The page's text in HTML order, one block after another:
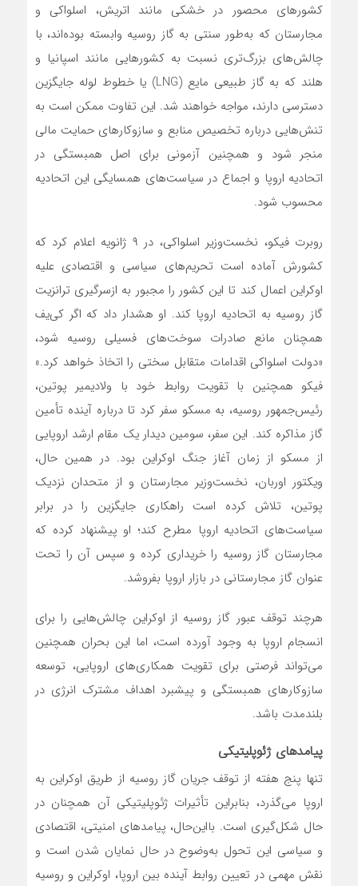
کشورهای محصور در خشکی مانند اتریش، اسلواکی و
مجارستان که به‌طور سنتی به گاز روسیه وابسته بوده‌اند، با
چالش‌های بزرگ‌تری نسبت به کشورهایی مانند اسپانیا و
هلند که به گاز طبیعی مایع (LNG) یا خطوط لوله جایگزین
دسترسی دارند، مواجه خواهند شد. این تفاوت ممکن است به
تنش‌هایی درباره تخصیص منابع و سازوکارهای حمایت مالی
منجر شود و همچنین آزمونی برای اصل همبستگی در
اتحادیه اروپا و اجماع در سیاست‌های همسایگی این اتحادیه
محسوب شود.
روبرت فیکو، نخست‌وزیر اسلواکی، در ۹ ژانویه اعلام کرد که
کشورش آماده است تحریم‌های سیاسی و اقتصادی علیه
اوکراین اعمال کند تا این کشور را مجبور به ازسرگیری ترانزیت
گاز روسیه به اتحادیه اروپا کند. او هشدار داد که اگر کی‌یف
همچنان مانع صادرات سوخت‌های فسیلی روسیه شود،
«دولت اسلواکی اقدامات متقابل سختی را اتخاذ خواهد کرد.»
فیکو همچنین با تقویت روابط خود با ولادیمیر پوتین،
رئیس‌جمهور روسیه، به مسکو سفر کرد تا درباره آینده تأمین
گاز مذاکره کند. این سفر، سومین دیدار یک مقام ارشد اروپایی
از مسکو از زمان آغاز جنگ اوکراین بود. در همین حال،
ویکتور اوربان، نخست‌وزیر مجارستان و از متحدان نزدیک
پوتین، تلاش کرده است راهکاری جایگزین را در برابر
سیاست‌های اتحادیه اروپا مطرح کند؛ او پیشنهاد کرده که
مجارستان گاز روسیه را خریداری کرده و سپس آن را تحت
عنوان گاز مجارستانی در بازار اروپا بفروشد.
هرچند توقف عبور گاز روسیه از اوکراین چالش‌هایی را برای
انسجام اروپا به وجود آورده است، اما این بحران همچنین
می‌تواند فرصتی برای تقویت همکاری‌های اروپایی، توسعه
سازوکارهای همبستگی و پیشبرد اهداف مشترک انرژی در
بلندمدت باشد.
پیامدهای ژئوپلیتیکی
تنها پنج هفته از توقف جریان گاز روسیه از طریق اوکراین به
اروپا می‌گذرد، بنابراین تأثیرات ژئوپلیتیکی آن همچنان در
حال شکل‌گیری است. بااین‌حال، پیامدهای امنیتی، اقتصادی
و سیاسی این تحول به‌وضوح در حال نمایان شدن است و
نقش مهمی در تعیین روابط آینده بین اروپا، اوکراین و روسیه